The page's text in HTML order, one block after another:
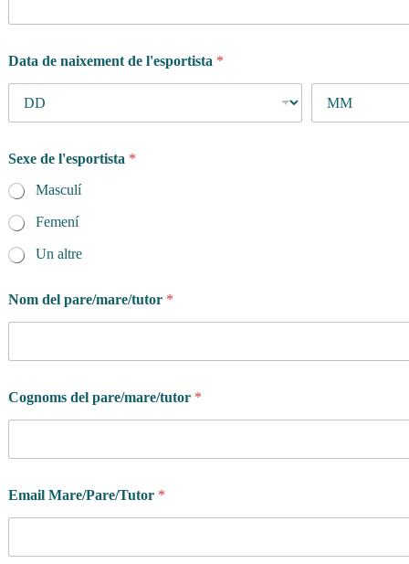
Data de naixement de l'esportista *
Sexe de l'esportista *
Masculí
Femení
Un altre
Nom del pare/mare/tutor *
u
a
t
t
t
e
Cognoms del pare/mare/tutor *
Email Mare/Pare/Tutor *